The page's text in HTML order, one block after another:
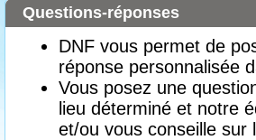
DNF vous permet de
réponse personnalisée
Vous posez une
lieu déterminé et notre
et/ou vous conseille sur
Questions-réponses